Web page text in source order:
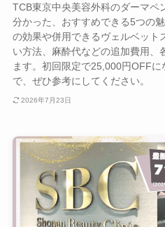
TCB東京中央美容外科のダーマペ
分かった、おすすめできる5つの
の効果や併用できるヴェルベット
い方法、麻酔代などの追加費用、
ます。初回限定で25,000円OFF
で、ぜひ参考にしてください。
2026年7月23日